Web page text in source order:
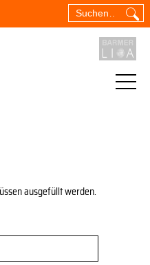
ausgefüllt werden.